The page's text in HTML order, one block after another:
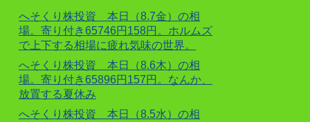
へそくり株投資 本日（8.7金）の相
場。寄り付き65746円158円。ホルムズ
で上下する相場に疲れ気味の世界。
へそくり株投資 本日（8.6木）の相
場。寄り付き65896円157円。なんか、
放置する夏休み
へそくり株投資 本日（8.5水）の相